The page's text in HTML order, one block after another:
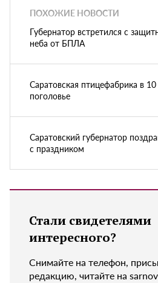
ПОХОЖИЕ НОВОСТИ
Губернатор встретился с
неба от БПЛА
Саратовская птицефабрика в 10
поголовье
Саратовский губернатор
с праздником
Стали свидетелями
интересного?
Снимайте на телефон,
редакцию, читайте на